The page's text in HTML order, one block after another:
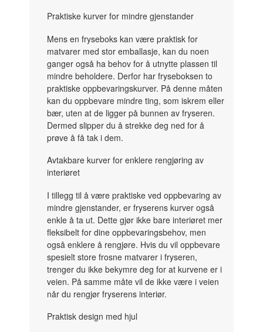
Praktiske kurver for mindre gjenstander
Mens en fryseboks kan være praktisk for
matvarer med stor emballasje, kan du noen
ganger også ha behov for å utnytte plassen til
mindre beholdere. Derfor har fryseboksen to
praktiske oppbevaringskurver. På denne måten
kan du oppbevare mindre ting, som iskrem eller
bær, uten at de ligger på bunnen av fryseren.
Dermed slipper du å strekke deg ned for å
prøve å få tak i dem.
Avtakbare kurver for enklere rengjøring av
interiøret
I tillegg til å være praktiske ved oppbevaring av
mindre gjenstander, er fryserens kurver også
enkle å ta ut. Dette gjør ikke bare interiøret mer
fleksibelt for dine oppbevaringsbehov, men
også enklere å rengjøre. Hvis du vil oppbevare
spesielt store frosne matvarer i fryseren,
trenger du ikke bekymre deg for at kurvene er i
veien. På samme måte vil de ikke være i veien
når du rengjør fryserens interiør.
Praktisk design med hjul